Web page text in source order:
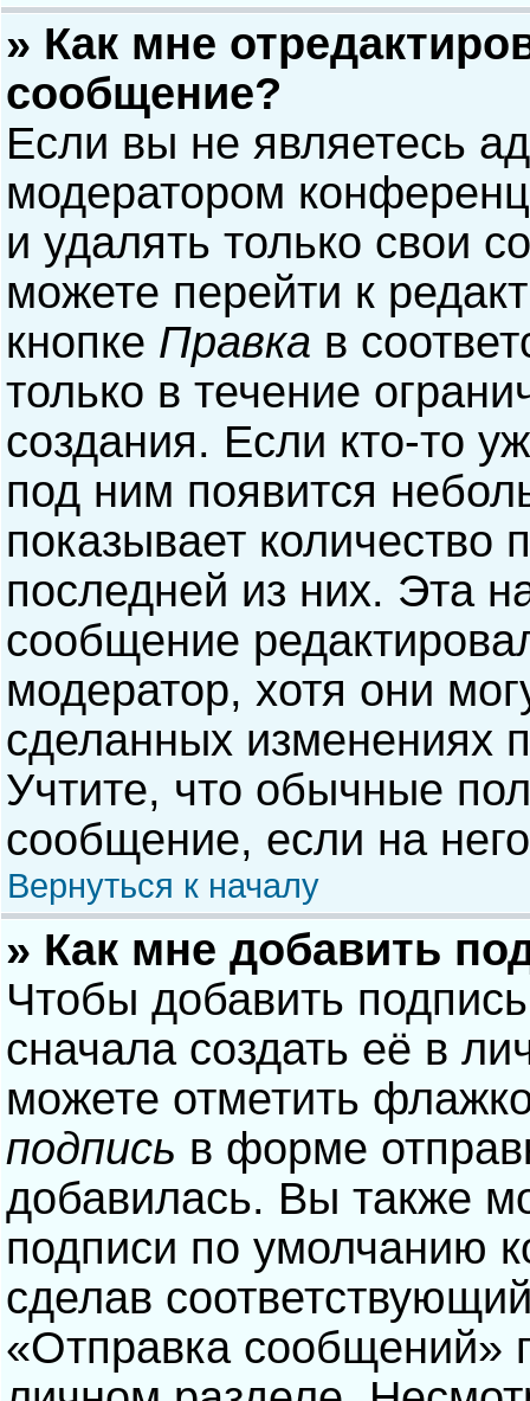
» Как мне
сообщение?
Если вы не являетесь
модератором
и удалять только свои
можете перейти к
кнопке Правка в
только в течение
создания. Если кто-то
под ним появится
показывает количество
последней из них. Эта
сообщение
модератор, хотя они
сделанных изменениях
Учтите, что обычные
сообщение, если на
Вернуться к началу
» Как мне добавить
Чтобы добавить
сначала создать её в
можете отметить
подпись в форме
добавилась. Вы также
подписи по умолчанию
сделав
«Отправка сообщений»